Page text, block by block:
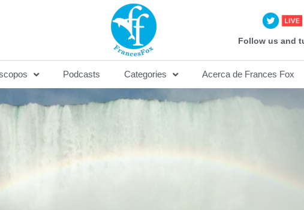
Follow us and
Podcasts Categories Acerca de Frances Fox